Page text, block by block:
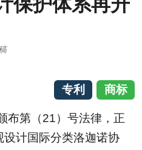
保护体系再升
专利 商标
布第（21）号法律，正
计国际分类洛迦诺协